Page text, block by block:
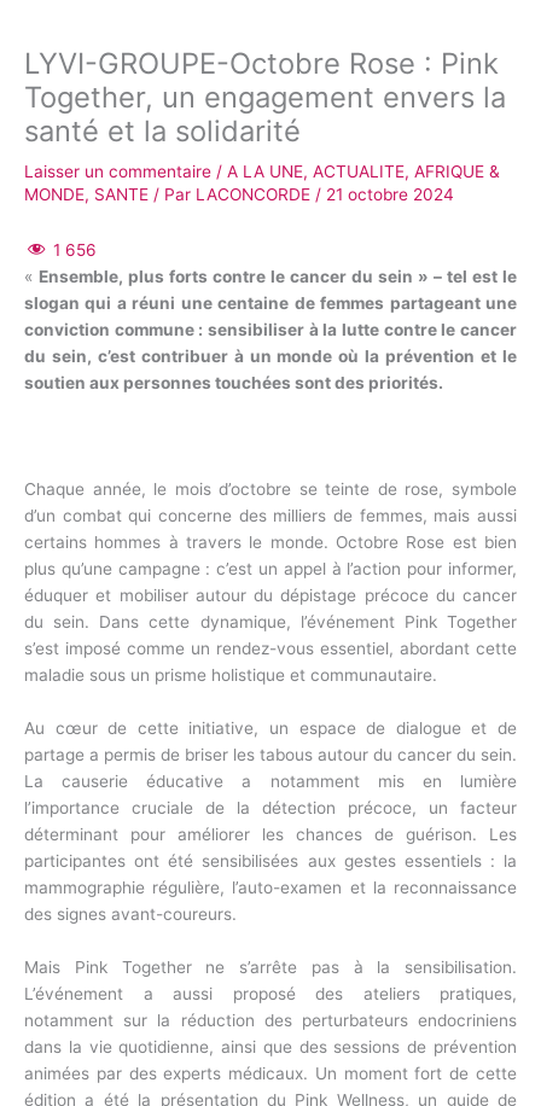
LYVI-GROUPE-Octobre Rose : Pink
Together, un engagement envers la
santé et la solidarité
Laisser un commentaire / A LA UNE, ACTUALITE, AFRIQUE &
MONDE, SANTE / Par LACONCORDE / 21 octobre 2024
1 656
« Ensemble, plus forts contre le cancer du sein » – tel est le
slogan qui a réuni une centaine de femmes partageant une
conviction commune : sensibiliser à la lutte contre le cancer
du sein, c’est contribuer à un monde où la prévention et le
soutien aux personnes touchées sont des priorités.
Chaque année, le mois d’octobre se teinte de rose, symbole
d’un combat qui concerne des milliers de femmes, mais aussi
certains hommes à travers le monde. Octobre Rose est bien
plus qu’une campagne : c’est un appel à l’action pour informer,
éduquer et mobiliser autour du dépistage précoce du cancer
du sein. Dans cette dynamique, l’événement Pink Together
s’est imposé comme un rendez-vous essentiel, abordant cette
maladie sous un prisme holistique et communautaire.
Au cœur de cette initiative, un espace de dialogue et de
partage a permis de briser les tabous autour du cancer du sein.
La causerie éducative a notamment mis en lumière
l’importance cruciale de la détection précoce, un facteur
déterminant pour améliorer les chances de guérison. Les
participantes ont été sensibilisées aux gestes essentiels : la
mammographie régulière, l’auto-examen et la reconnaissance
des signes avant-coureurs.
Mais Pink Together ne s’arrête pas à la sensibilisation.
L’événement a aussi proposé des ateliers pratiques,
notamment sur la réduction des perturbateurs endocriniens
dans la vie quotidienne, ainsi que des sessions de prévention
animées par des experts médicaux. Un moment fort de cette
édition a été la présentation du Pink Wellness, un guide de